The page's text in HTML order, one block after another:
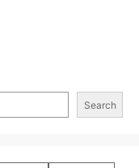
Search